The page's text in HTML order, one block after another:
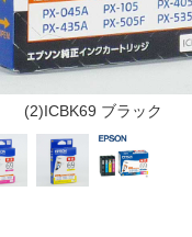
(2)ICBK69 ブラック